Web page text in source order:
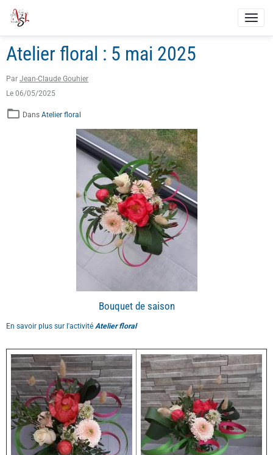
Atelier floral : 5 mai 2025
Par Jean-Claude Gouhier
Le 06/05/2025
Dans Atelier floral
Bouquet de saison
En savoir plus sur l'activité Atelier floral